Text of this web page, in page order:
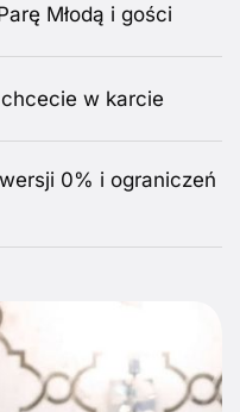
Młodą i gości
w karcie
0% i ograniczeń